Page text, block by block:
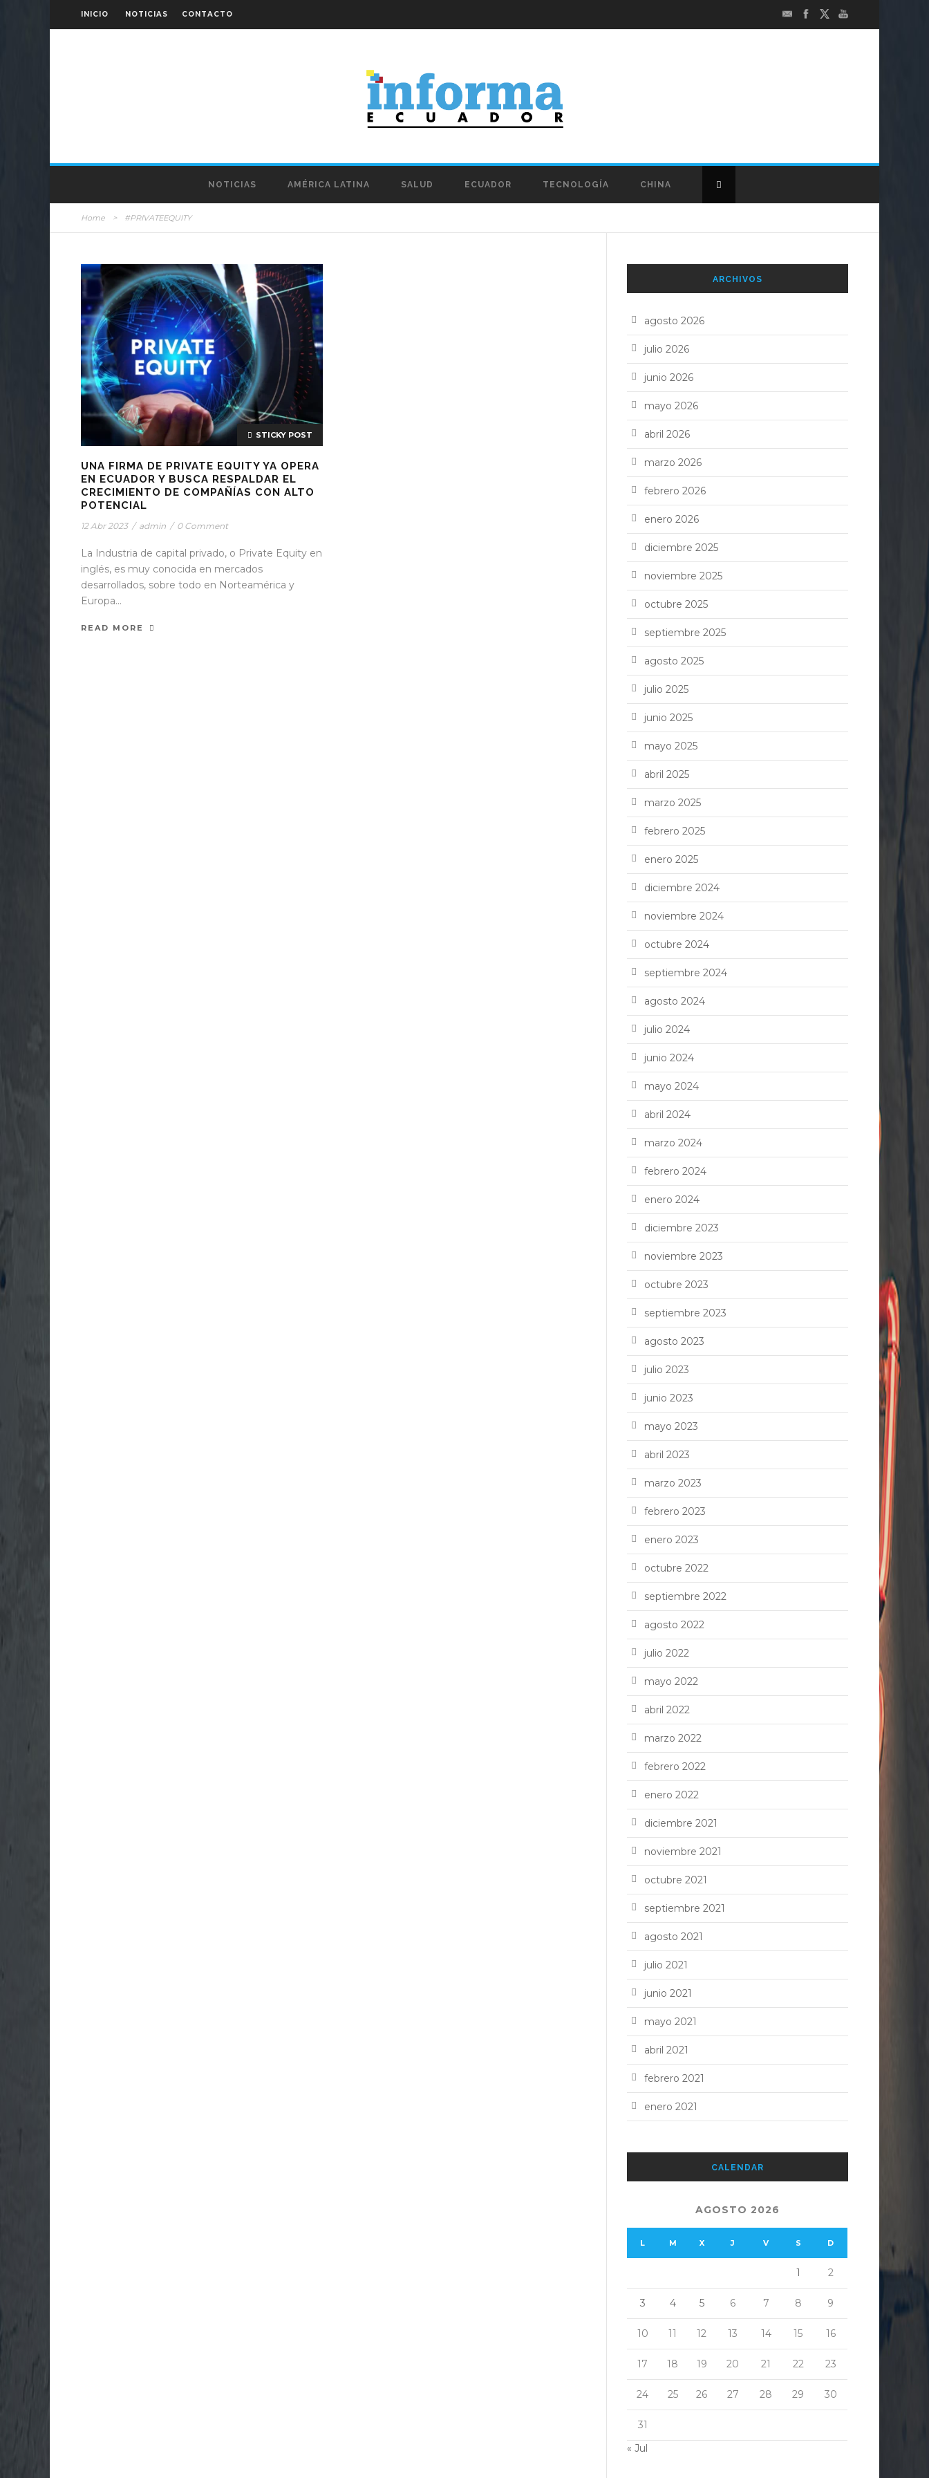
INICIO NOTICIAS CONTACTO
NOTICIAS AMÉRICA LATINA SALUD ECUADOR TECNOLOGÍA CHINA
Home > #PRIVATEEQUITY
STICKY POST
UNA FIRMA DE PRIVATE EQUITY YA OPERA
EN ECUADOR Y BUSCA RESPALDAR EL
CRECIMIENTO DE COMPAÑÍAS CON ALTO
POTENCIAL
12 Abr 2023 / admin / 0 Comment
La Industria de capital privado, o Private Equity en
inglés, es muy conocida en mercados
desarrollados, sobre todo en Norteamérica y
Europa...
READ MORE
ARCHIVOS
agosto 2026
julio 2026
junio 2026
mayo 2026
abril 2026
marzo 2026
febrero 2026
enero 2026
diciembre 2025
noviembre 2025
octubre 2025
septiembre 2025
agosto 2025
julio 2025
junio 2025
mayo 2025
abril 2025
marzo 2025
febrero 2025
enero 2025
diciembre 2024
noviembre 2024
octubre 2024
septiembre 2024
agosto 2024
julio 2024
junio 2024
mayo 2024
abril 2024
marzo 2024
febrero 2024
enero 2024
diciembre 2023
noviembre 2023
octubre 2023
septiembre 2023
agosto 2023
julio 2023
junio 2023
mayo 2023
abril 2023
marzo 2023
febrero 2023
enero 2023
octubre 2022
septiembre 2022
agosto 2022
julio 2022
mayo 2022
abril 2022
marzo 2022
febrero 2022
enero 2022
diciembre 2021
noviembre 2021
octubre 2021
septiembre 2021
agosto 2021
julio 2021
junio 2021
mayo 2021
abril 2021
febrero 2021
enero 2021
CALENDAR
AGOSTO 2026
L M X J V S D
1 2
3 4 5 6 7 8 9
10 11 12 13 14 15 16
17 18 19 20 21 22 23
24 25 26 27 28 29 30
31
« Jul